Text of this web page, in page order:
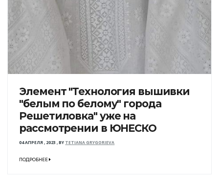
Элемент "Технология вышивки
"белым по белому" города
Решетиловка" уже на
рассмотрении в ЮНЕСКО
04 АПРЕЛЯ , 2023 ,BY TETIANA GRYGORIEVA
ПОДРОБНЕЕ